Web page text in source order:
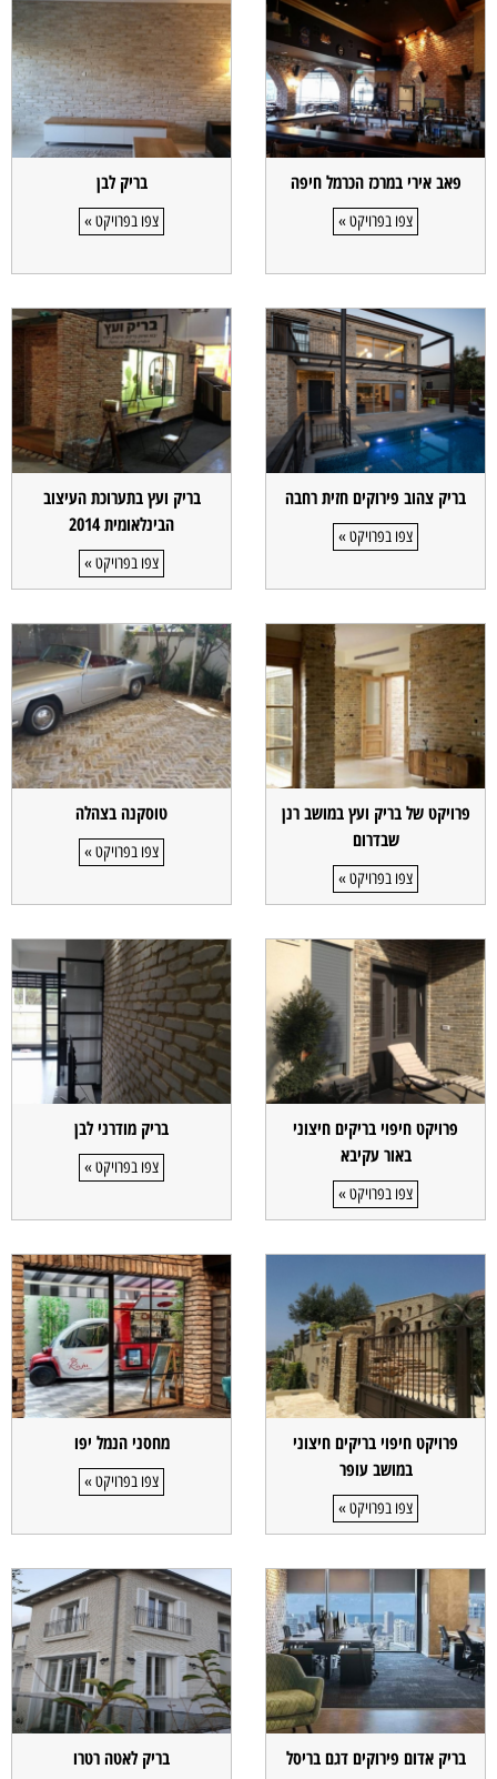
פאב אירי במרכז הכרמל חיפה
צפו בפרויקט »
בריק לבן
צפו בפרויקט »
בריק צהוב פירוקים חזית רחבה
צפו בפרויקט »
בריק ועץ בתערוכת העיצוב
הבינלאומית 2014
צפו בפרויקט »
פרויקט של בריק ועץ במושב רנן
שבדרום
צפו בפרויקט »
טוסקנה בצהלה
צפו בפרויקט »
פרויקט חיפוי בריקים חיצוני
באור עקיבא
צפו בפרויקט »
בריק מודרני לבן
צפו בפרויקט »
פרויקט חיפוי בריקים חיצוני
במושב עופר
צפו בפרויקט »
מחסני הנמל יפו
צפו בפרויקט »
בריק אדום פירוקים דגם בריסל בריק לאטה רטרו